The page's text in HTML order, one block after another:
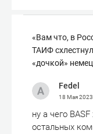
«Вам что, в
ТАИФ
«дочкой»
Fedel
18 Мая 2023
ну а чего
остальных